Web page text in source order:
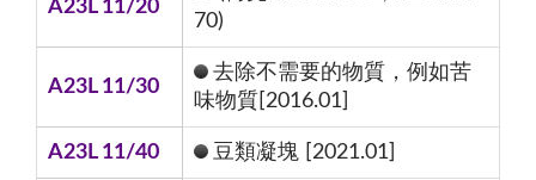
A23L 11/20
70)
A23L 11/30
去除不需要的物質，例如苦
味物質[2016.01]
A23L 11/40 豆類凝塊 [2021.01]